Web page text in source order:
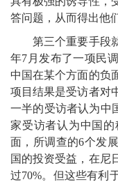
答问题，从而得出他
第三个重要手段就
年7月发布了一项民
中国在某个方面的负
项目结果是受访者对
一半的受访者认为中
家受访者认为中国
面，所调查的6个发
国的投资受益，在尼
过70%。但这些有利